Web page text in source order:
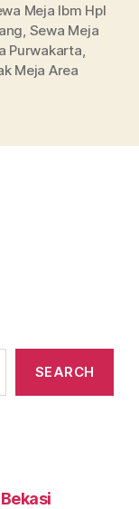
Meja Ibm Hpl
, Sewa Meja
Purwakarta,
Meja Area
SEARCH